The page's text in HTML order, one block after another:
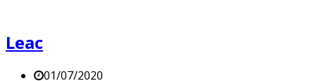
Leac
01/07/2020